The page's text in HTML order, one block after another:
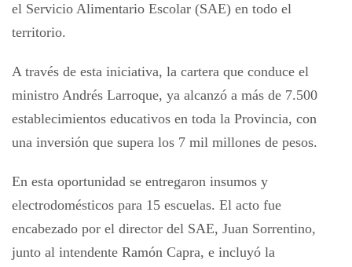
el Servicio Alimentario Escolar (SAE) en todo el
territorio.
A través de esta iniciativa, la cartera que conduce el
ministro Andrés Larroque, ya alcanzó a más de 7.500
establecimientos educativos en toda la Provincia, con
una inversión que supera los 7 mil millones de pesos.
En esta oportunidad se entregaron insumos y
electrodomésticos para 15 escuelas. El acto fue
encabezado por el director del SAE, Juan Sorrentino,
junto al intendente Ramón Capra, e incluyó la